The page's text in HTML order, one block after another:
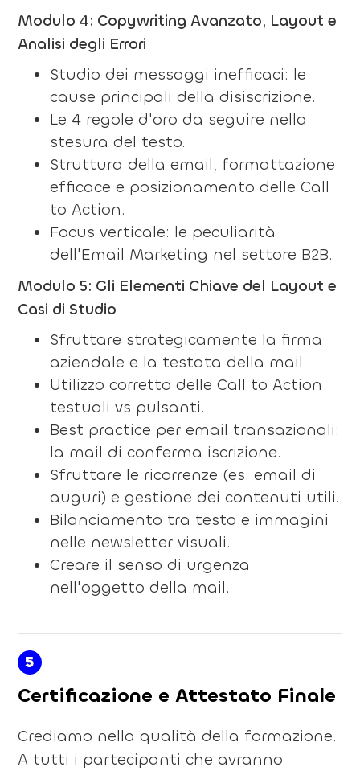
Modulo 4: Copywriting Avanzato, Layout e
Analisi degli Errori
Studio dei messaggi inefficaci: le
cause principali della disiscrizione.
Le 4 regole d'oro da seguire nella
stesura del testo.
Struttura della email, formattazione
efficace e posizionamento delle Call
to Action.
Focus verticale: le peculiarità
dell'Email Marketing nel settore B2B.
Modulo 5: Gli Elementi Chiave del Layout e
Casi di Studio
Sfruttare strategicamente la firma
aziendale e la testata della mail.
Utilizzo corretto delle Call to Action
testuali vs pulsanti.
Best practice per email transazionali:
la mail di conferma iscrizione.
Sfruttare le ricorrenze (es. email di
auguri) e gestione dei contenuti utili.
Bilanciamento tra testo e immagini
nelle newsletter visuali.
Creare il senso di urgenza
nell'oggetto della mail.
5
Certificazione e Attestato Finale
Crediamo nella qualità della formazione.
A tutti i partecipanti che avranno